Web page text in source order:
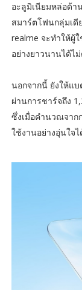
อะลูมิเนียมหล่อด้า
สมาร์ตโฟนกลุ่มเ
realme จะทำให้ผู้
อย่างยาวนานได้ไ
นอกจากนี้ ยังให้แบ
ผ่านการชาร์จถึง
ซึ่งเมื่อคำนวณจาก
ใช้งานอย่างอุ่นใจ